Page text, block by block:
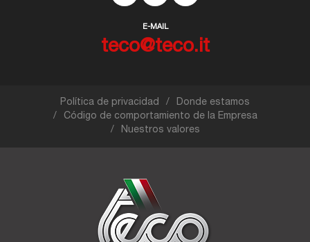
E-MAIL
teco@teco.it
Política de privacidad
Donde estamos
Código de comportamiento de la Empresa
Nuestros valores